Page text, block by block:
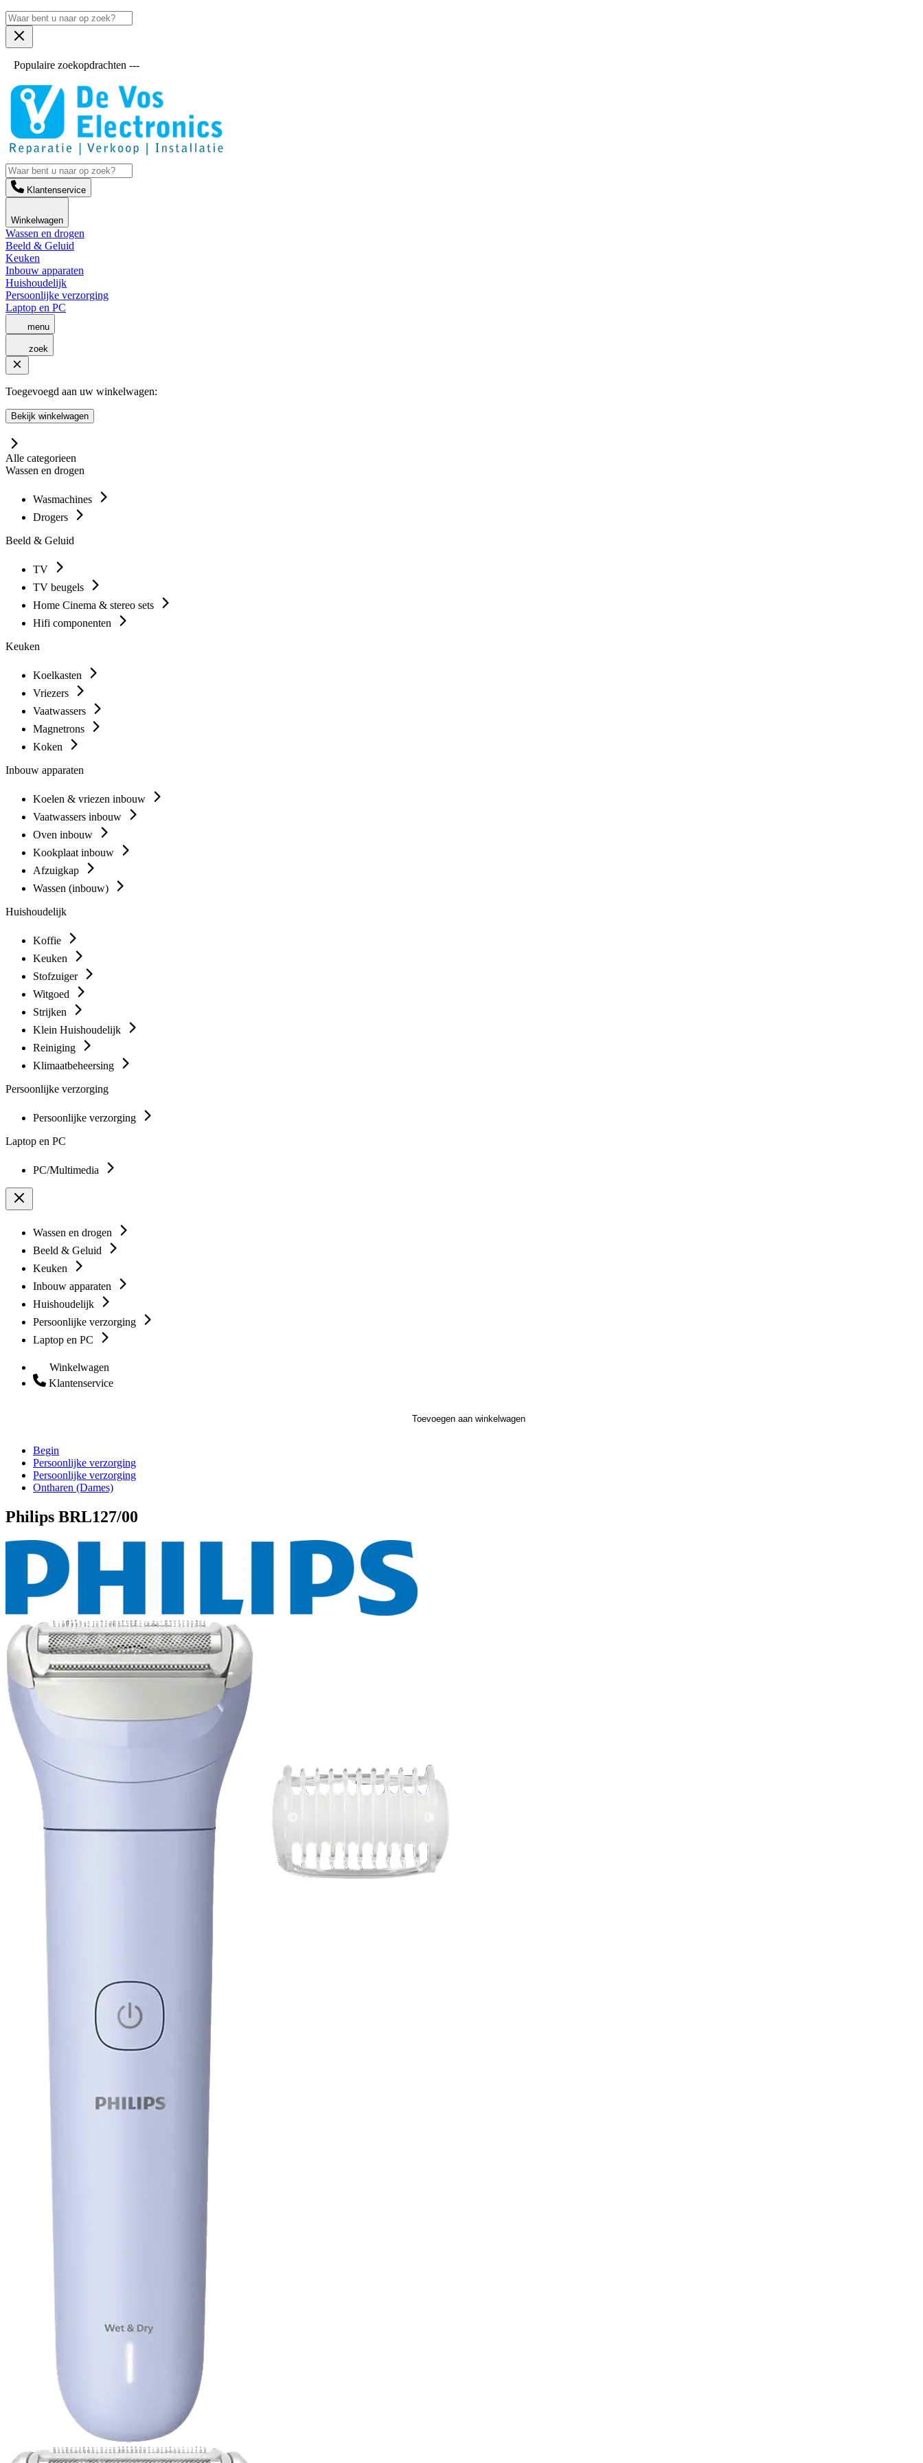
Populaire zoekopdrachten ---
Klantenservice
Winkelwagen
Wassen en drogen
Beeld & Geluid
Keuken
Inbouw apparaten
Huishoudelijk
Persoonlijke verzorging
Laptop en PC
menu
zoek
Toegevoegd aan uw winkelwagen:
Bekijk winkelwagen
Alle categorieen
Wassen en drogen
Wasmachines
Drogers
Beeld & Geluid
TV
TV beugels
Home Cinema & stereo sets
Hifi componenten
Keuken
Koelkasten
Vriezers
Vaatwassers
Magnetrons
Koken
Inbouw apparaten
Koelen & vriezen inbouw
Vaatwassers inbouw
Oven inbouw
Kookplaat inbouw
Afzuigkap
Wassen (inbouw)
Huishoudelijk
Koffie
Keuken
Stofzuiger
Witgoed
Strijken
Klein Huishoudelijk
Reiniging
Klimaatbeheersing
Persoonlijke verzorging
Persoonlijke verzorging
Laptop en PC
PC/Multimedia
Wassen en drogen
Beeld & Geluid
Keuken
Inbouw apparaten
Huishoudelijk
Persoonlijke verzorging
Laptop en PC
Winkelwagen
Klantenservice
Toevoegen aan winkelwagen
Begin
Persoonlijke verzorging
Persoonlijke verzorging
Ontharen (Dames)
Philips BRL127/00